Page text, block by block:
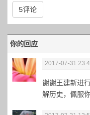
5评论
你的回应
2017-07-31
谢谢王建新进
解历史，佩服